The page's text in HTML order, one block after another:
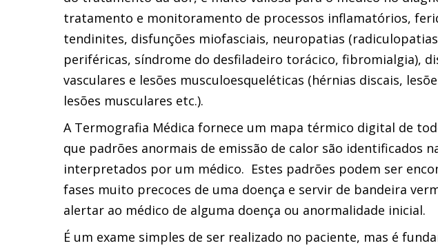
tratamento e monitoramento de processos inflamatórios,
tendinites, disfunções miofasciais, neuropatias
periféricas, síndrome do desfiladeiro torácico, fibromialgia),
vasculares e lesões musculoesqueléticas (hérnias discais,
lesões musculares etc.).
A Termografia Médica fornece um mapa térmico digital de
que padrões anormais de emissão de calor são identificados
interpretados por um médico. Estes padrões podem ser
fases muito precoces de uma doença e servir de bandeira
alertar ao médico de alguma doença ou anormalidade inicial.
É um exame simples de ser realizado no paciente, mas é